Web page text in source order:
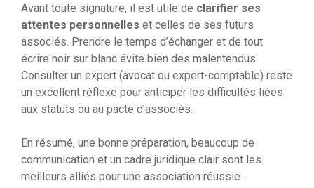
Avant toute signature, il est utile de clarifier ses
attentes personnelles et celles de ses futurs
associés. Prendre le temps d’échanger et de tout
écrire noir sur blanc évite bien des malentendus.
Consulter un expert (avocat ou expert-comptable) reste
un excellent réflexe pour anticiper les difficultés liées
aux statuts ou au pacte d’associés.
En résumé, une bonne préparation, beaucoup de
communication et un cadre juridique clair sont les
meilleurs alliés pour une association réussie.